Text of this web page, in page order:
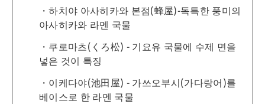
하치야 아사히카와 본점(蜂屋)-독특한 풍미의
아사히카와 라멘 국물
쿠로마츠(くろ松) - 기요유 국물에 수제 면을
넣은 것이 특징
이케다야(池田屋) - 가쓰오부시(가다랑어)를
베이스로 한 라멘 국물